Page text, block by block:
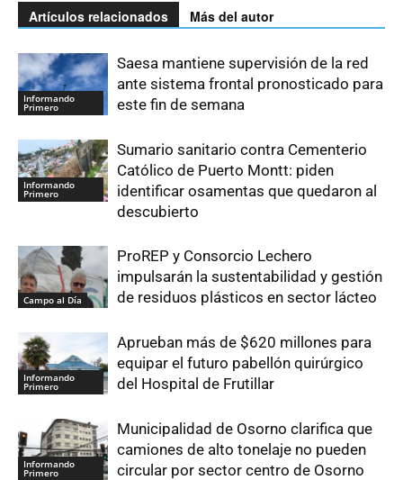
Artículos relacionados Más del autor
Informando
Primero
Saesa mantiene supervisión de la red
ante sistema frontal pronosticado para
este fin de semana
Informando
Primero
Sumario sanitario contra Cementerio
Católico de Puerto Montt: piden
identificar osamentas que quedaron al
descubierto
Campo al Día
ProREP y Consorcio Lechero
impulsarán la sustentabilidad y gestión
de residuos plásticos en sector lácteo
Informando
Primero
Aprueban más de $620 millones para
equipar el futuro pabellón quirúrgico
del Hospital de Frutillar
Informando
Primero
Municipalidad de Osorno clarifica que
camiones de alto tonelaje no pueden
circular por sector centro de Osorno